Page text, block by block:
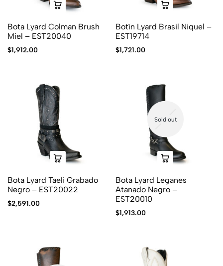
Bota Lyard Colman Brush
Miel – EST20040
$1,912.00
Botín Lyard Brasil Niquel –
EST19714
$1,721.00
Bota Lyard Taeli Grabado
Negro – EST20022
$2,591.00
Sold out
Bota Lyard Leganes
Atanado Negro –
EST20010
$1,913.00